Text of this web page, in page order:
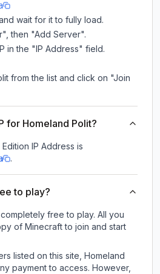
wait for it to fully load.
then "Add Server".
in the "IP Address" field.
from the list and click on "Join
for Homeland Polit?
IP Address is
.
to play?
free to play. All you
of Minecraft to join and start
listed on this site, Homeland
payment to access. However,